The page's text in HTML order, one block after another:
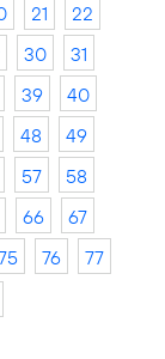
21
22
30
31
39
40
48
49
57
58
66
67
76
77